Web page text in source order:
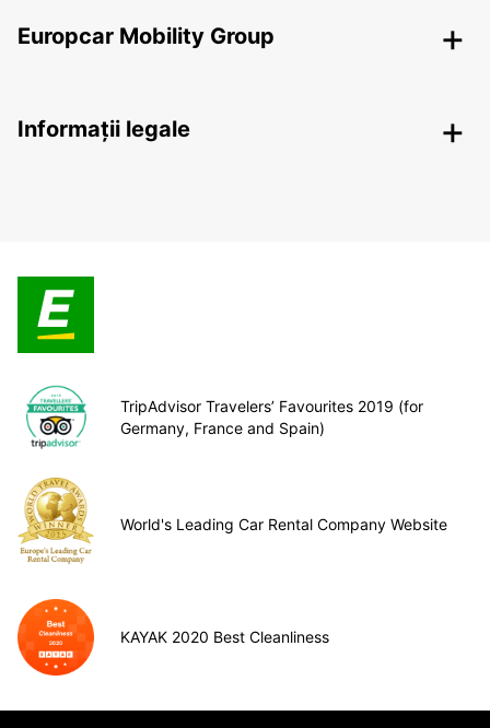
Europcar Mobility Group
Informații legale
TripAdvisor Travelers’ Favourites 2019 (for
Germany, France and Spain)
World's Leading Car Rental Company Website
KAYAK 2020 Best Cleanliness